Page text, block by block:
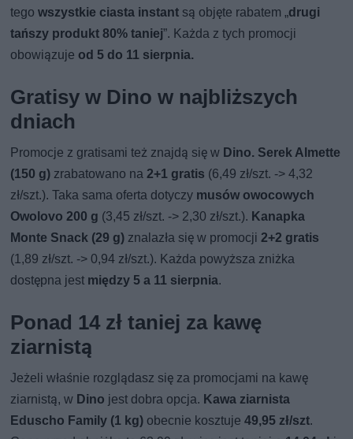
tegowszystkie ciasta instant są objęte rabatem „drugi
tańszy produkt 80% taniej”. Każda z tych promocji
obowiązuje od 5 do 11 sierpnia.
Gratisy w Dino w najbliższych
dniach
Promocje z gratisami też znajdą się w Dino. Serek Almette
(150 g) zrabatowano na2+1 gratis (6,49 zł/szt. -> 4,32
zł/szt.). Taka sama oferta dotyczy musów owocowych
Owolovo 200 g (3,45 zł/szt. -> 2,30 zł/szt.). Kanapka
Monte Snack (29 g) znalazła się w promocji2+2 gratis
(1,89 zł/szt. -> 0,94 zł/szt.). Każda powyższa zniżka
dostępna jest między 5 a 11 sierpnia.
Ponad 14 zł taniej za kawę
ziarnistą
Jeżeli właśnie rozglądasz się za promocjami na kawę
ziarnistą, w Dino jest dobra opcja. Kawa ziarnista
Eduscho Family (1 kg) obecnie kosztuje49,95 zł/szt.